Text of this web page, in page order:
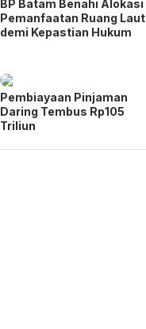
BP Batam Benahi Alokasi
Pemanfaatan Ruang Laut
demi Kepastian Hukum
Pembiayaan Pinjaman
Daring Tembus Rp105
Triliun